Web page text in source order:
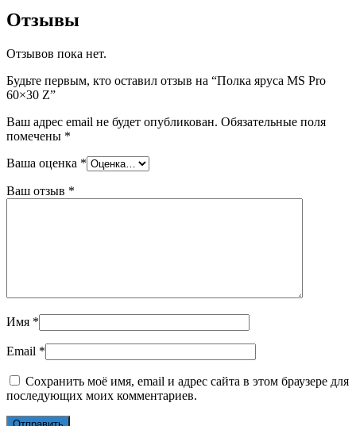
Отзывы
Отзывов пока нет.
Будьте первым, кто оставил отзыв на “Полка яруса MS Pro
60×30 Z”
Ваш адрес email не будет опубликован. Обязательные поля
помечены *
Ваша оценка *
Ваш отзыв *
Имя *
Email *
Сохранить моё имя, email и адрес сайта в этом браузере для
последующих моих комментариев.